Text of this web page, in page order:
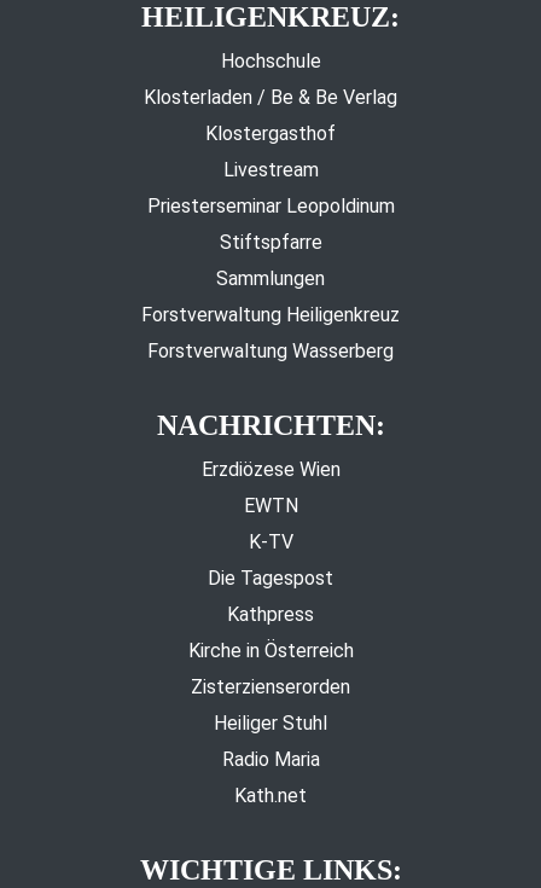
HEILIGENKREUZ:
Hochschule
Klosterladen / Be & Be Verlag
Klostergasthof
Livestream
Priesterseminar Leopoldinum
Stiftspfarre
Sammlungen
Forstverwaltung Heiligenkreuz
Forstverwaltung Wasserberg
NACHRICHTEN:
Erzdiözese Wien
EWTN
K-TV
Die Tagespost
Kathpress
Kirche in Österreich
Zisterzienserorden
Heiliger Stuhl
Radio Maria
Kath.net
WICHTIGE LINKS: